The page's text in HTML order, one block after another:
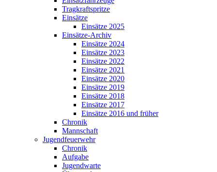
Tragkraftspritze
Einsätze
Einsätze 2025
Einsätze-Archiv
Einsätze 2024
Einsätze 2023
Einsätze 2022
Einsätze 2021
Einsätze 2020
Einsätze 2019
Einsätze 2018
Einsätze 2017
Einsätze 2016 und früher
Chronik
Mannschaft
Jugendfeuerwehr
Chronik
Aufgabe
Jugendwarte